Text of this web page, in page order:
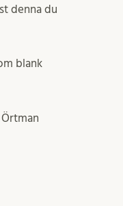
denna du
blank